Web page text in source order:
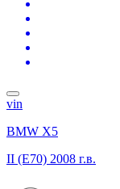
vin
BMW X5
II (E70) 2008 г.в.